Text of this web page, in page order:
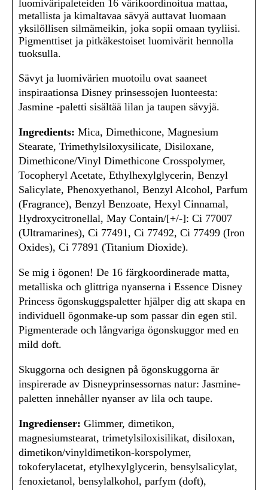
luomiväripaleteiden 16 värikoordinoitua mattaa,
metallista ja kimaltavaa sävyä auttavat luomaan
yksilöllisen silmämeikin, joka sopii omaan tyyliisi.
Pigmenttiset ja pitkäkestoiset luomivärit hennolla
tuoksulla.
Sävyt ja luomivärien muotoilu ovat saaneet
inspiraationsa Disney prinsessojen luonteesta:
Jasmine -paletti sisältää lilan ja taupen sävyjä.
Ingredients: Mica, Dimethicone, Magnesium
Stearate, Trimethylsiloxysilicate, Disiloxane,
Dimethicone/Vinyl Dimethicone Crosspolymer,
Tocopheryl Acetate, Ethylhexylglycerin, Benzyl
Salicylate, Phenoxyethanol, Benzyl Alcohol, Parfum
(Fragrance), Benzyl Benzoate, Hexyl Cinnamal,
Hydroxycitronellal, May Contain/[+/-]: Ci 77007
(Ultramarines), Ci 77491, Ci 77492, Ci 77499 (Iron
Oxides), Ci 77891 (Titanium Dioxide).
Se mig i ögonen! De 16 färgkoordinerade matta,
metalliska och glittriga nyanserna i Essence Disney
Princess ögonskuggspaletter hjälper dig att skapa en
individuell ögonmake-up som passar din egen stil.
Pigmenterade och långvariga ögonskuggor med en
mild doft.
Skuggorna och designen på ögonskuggorna är
inspirerade av Disneyprinsessornas natur: Jasmine-
paletten innehåller nyanser av lila och taupe.
Ingredienser: Glimmer, dimetikon,
magnesiumstearat, trimetylsiloxisilikat, disiloxan,
dimetikon/vinyldimetikon-korspolymer,
tokoferylacetat, etylhexylglycerin, bensylsalicylat,
fenoxietanol, bensylalkohol, parfym (doft),